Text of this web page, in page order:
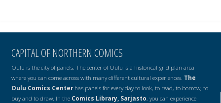
CAPITAL OF NORTHERN COMICS
Oulu is the city of panels. The center of Oulu is a historical grid plan area
where you can come across with many different cultural experiences. The
Oulu Comics Centerhas panels for every day to look, to read, to borrow, to
buy and to draw. In the Comics Library, Sarjasto, you can experience